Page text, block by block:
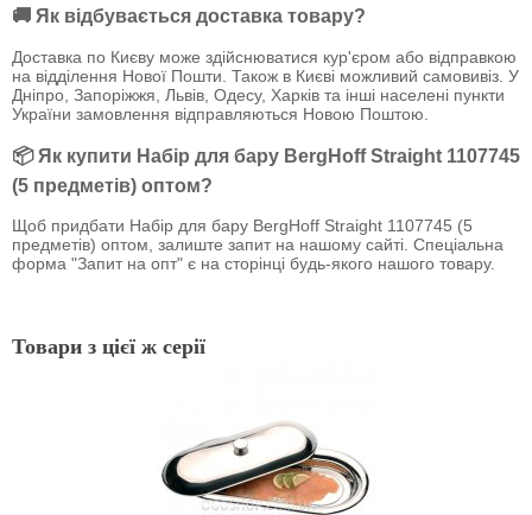
🚚 Як відбувається доставка товару?
Доставка по Києву може здійснюватися кур'єром або відправкою
на відділення Нової Пошти. Також в Києві можливий самовивіз. У
Дніпро, Запоріжжя, Львів, Одесу, Харків та інші населені пункти
України замовлення відправляються Новою Поштою.
📦 Як купити Набір для бару BergHoff Straight 1107745
(5 предметів) оптом?
Щоб придбати Набір для бару BergHoff Straight 1107745 (5
предметів) оптом, залиште запит на нашому сайті. Спеціальна
форма "Запит на опт" є на сторінці будь-якого нашого товару.
Товари з цієї ж серії